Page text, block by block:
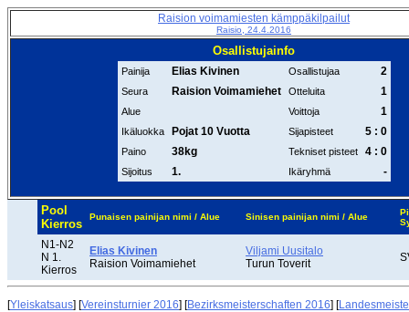
Raision voimamiesten kämppäkilpailut
Raisio, 24.4.2016
Osallistujainfo
Painija Elias Kivinen Osallistujaa 2
Seura Raision Voimamiehet Otteluita 1
Alue Voittoja 1
Ikäluokka Pojat 10 Vuotta Sijapisteet 5 : 0
Paino 38kg Tekniset pisteet 4 : 0
Sijoitus 1. Ikäryhmä -
Pool
Kierros
Punaisen painijan nimi / Alue Sinisen painijan nimi / Alue
N1-N2
N 1.
Kierros
Elias Kivinen
Raision Voimamiehet
Viljami Uusitalo
Turun Toverit
[Yleiskatsaus] [Vereinsturnier 2016] [Bezirksmeisterschaften 2016] [